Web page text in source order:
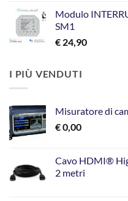
Modulo
SM1
€ 24,90
I PIÙ VENDUTI
Misuratore di
€0,00
Cavo HDMI®
2 metri